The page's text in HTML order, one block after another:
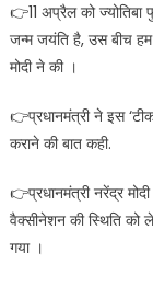
👉11 अप्रैल को
जन्म जयंति है, उस बीच हम
मोदी ने की ।
👉प्रधानमंत्री ने इस
कराने की बात कही.
👉प्रधानमंत्री नरेंद्र
वैक्सीनेशन की स्थिति को
गया ।